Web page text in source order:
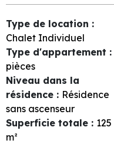
Type de location :
Chalet Individuel
Type d'appartement :
pièces
Niveau dans la
résidence : Résidence
sans ascenseur
Superficie totale : 125
m²